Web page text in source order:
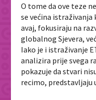
O tome da ove teze
se većina
avaj, fokusiraju na
globalnog Sjevera,
Iako je i istraživanje
analizira prije svega
pokazuje da stvari
recimo, predstavljaju